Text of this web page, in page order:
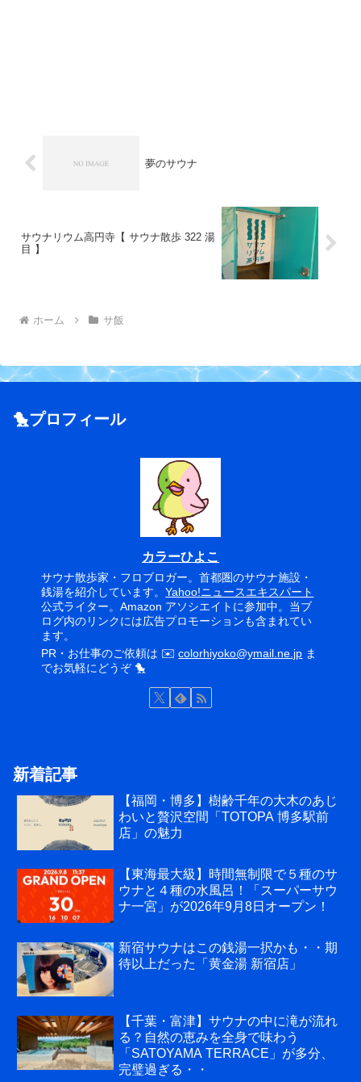
夢のサウナ
サウナリウム高円寺【 サウナ散歩 322 湯
目 】
ホーム サ飯
🐤プロフィール
カラーひよこ
サウナ散歩家・フロブロガー。首都圏のサウナ施設・
銭湯を紹介しています。Yahoo!ニュースエキスパート
公式ライター。Amazon アソシエイトに参加中。当ブ
ログ内のリンクには広告プロモーションも含まれてい
ます。
PR・お仕事のご依頼は ✉️colorhiyoko@ymail.ne.jp ま
でお気軽にどうぞ 🐤
新着記事
【福岡・博多】樹齢千年の大木のあじ
わいと贅沢空間「TOTOPA 博多駅前
店」の魅力
【東海最大級】時間無制限で５種のサ
ウナと４種の水風呂！「スーパーサウ
ナ一宮」が2026年9月8日オープン！
新宿サウナはこの銭湯一択かも・・期
待以上だった「黄金湯 新宿店」
【千葉・富津】サウナの中に滝が流れ
る？自然の恵みを全身で味わう
「SATOYAMA TERRACE」が多分、
完璧過ぎる・・